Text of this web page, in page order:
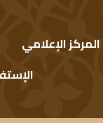
المركز الإعلامي